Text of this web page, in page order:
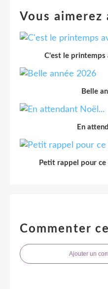
Vous aimerez
C'est le printemps
Belle
En
Petit rappel pour
Commenter
Ajouter un